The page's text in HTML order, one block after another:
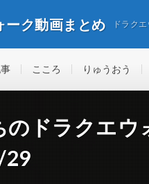
ーク動画まとめ ドラク
こころ りゅうおう
のドラクエウ